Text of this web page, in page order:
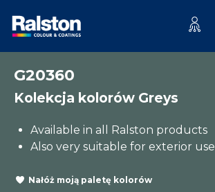
G20360
Kolekcja kolorów Greys
Available in all Ralston products
Also very suitable for exterior use
Nałóż moją paletę kolorów